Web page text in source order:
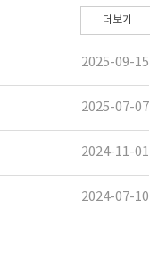
더보기
2025-09-15
2025-07-07
2024-11-01
2024-07-10